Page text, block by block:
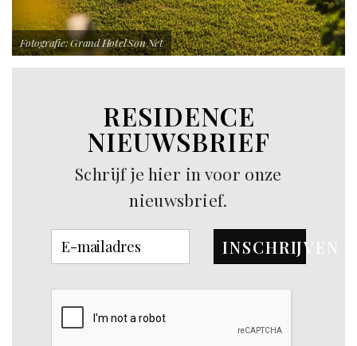
Fotografie: Grand Hotel Son Net
RESIDENCE
NIEUWSBRIEF
Schrijf je hier in voor onze
nieuwsbrief.
INSCHRIJVEN